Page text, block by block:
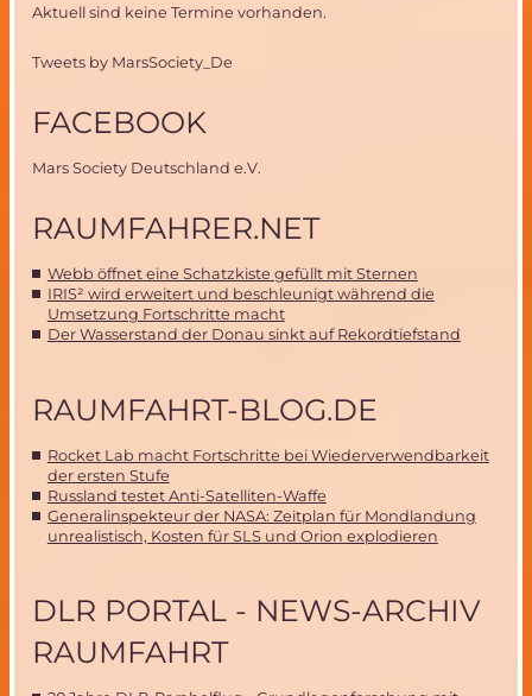
Aktuell sind keine Termine vorhanden.
Tweets by MarsSociety_De
FACEBOOK
Mars Society Deutschland e.V.
RAUMFAHRER.NET
Webb öffnet eine Schatzkiste gefüllt mit Sternen
IRIS² wird erweitert und beschleunigt während die
Umsetzung Fortschritte macht
Der Wasserstand der Donau sinkt auf Rekordtiefstand
RAUMFAHRT-BLOG.DE
Rocket Lab macht Fortschritte bei Wiederverwendbarkeit
der ersten Stufe
Russland testet Anti-Satelliten-Waffe
Generalinspekteur der NASA: Zeitplan für Mondlandung
unrealistisch, Kosten für SLS und Orion explodieren
DLR PORTAL - NEWS-ARCHIV
RAUMFAHRT